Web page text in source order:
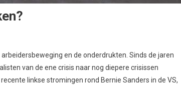
en de onderdrukten. Sinds de jaren
van de ene crisis naar nog diepere crisissen
linkse stromingen rond Bernie Sanders in de VS,